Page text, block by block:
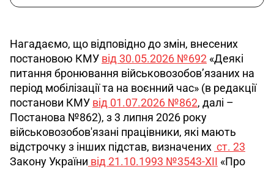
Нагадаємо, що відповідно до змін, внесених
постановою КМУ від 30.05.2026 №692 «Деякі
питання бронювання військовозобов’язаних на
період мобілізації та на воєнний час» (в редакції
постанови КМУ від 01.07.2026 №862, далі –
Постанова №862), з 3 липня 2026 року
військовозобов'язані працівники, які мають
відстрочку з інших підстав, визначених ст. 23
Закону України від 21.10.1993 №3543-XII «Про